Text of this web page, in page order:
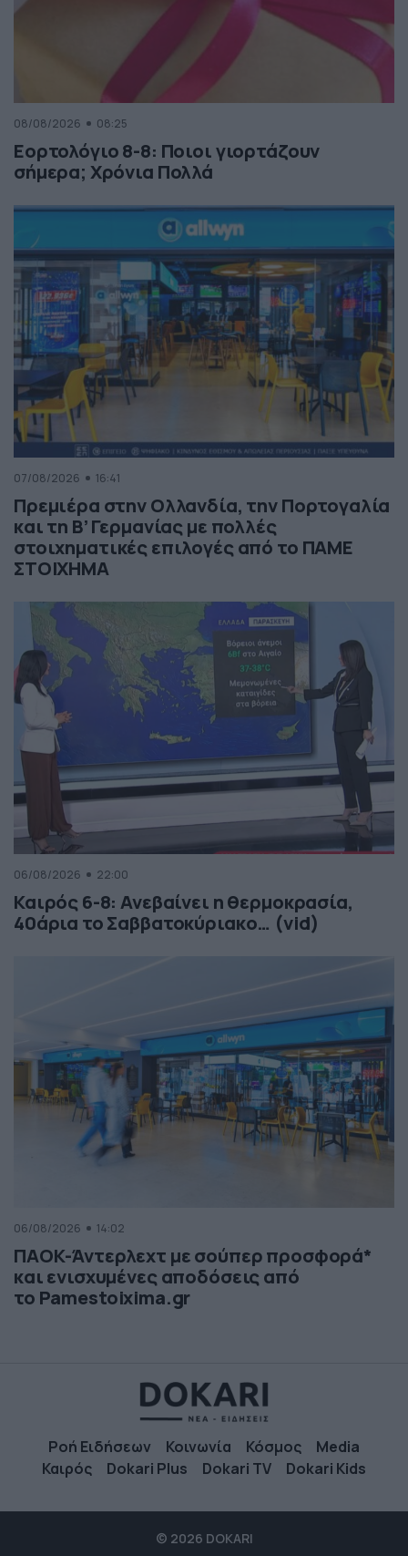
08/08/2026 08:25
Εορτολόγιο 8-8: Ποιοι γιορτάζουν
σήμερα; Χρόνια Πολλά
07/08/2026 16:41
Πρεμιέρα στην Ολλανδία, την Πορτογαλία
και τη Β’ Γερμανίας με πολλές
στοιχηματικές επιλογές από το ΠΑΜΕ
ΣΤΟΙΧΗΜΑ
06/08/2026 22:00
Καιρός 6-8: Ανεβαίνει η θερμοκρασία,
40άρια το Σαββατοκύριακο… (vid)
06/08/2026 14:02
ΠΑΟΚ-Άντερλεχτ με σούπερ προσφορά*
και ενισχυμένες αποδόσεις από
το Pamestoixima.gr
Ροή Ειδήσεων Κοινωνία Κόσμος
Media
Καιρός
Dokari Plus Dokari TV Dokari Kids
© 2026 DOKARI